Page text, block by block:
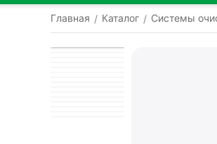
Главная / Каталог / Системы